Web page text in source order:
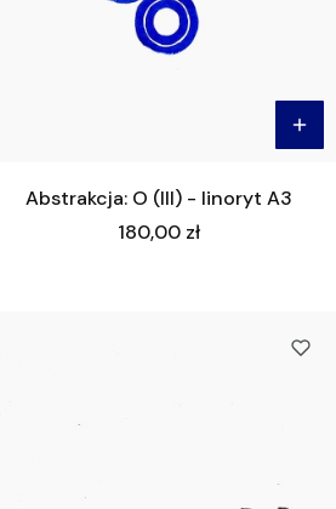
Abstrakcja: O (III) - linoryt A3
Cena
180,00 zł